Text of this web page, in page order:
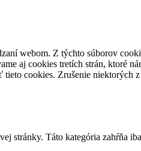
webom. Z týchto súborov
aj cookies tretích strán, ktoré
tieto cookies. Zrušenie niektorých
stránky. Táto kategória zahŕňa